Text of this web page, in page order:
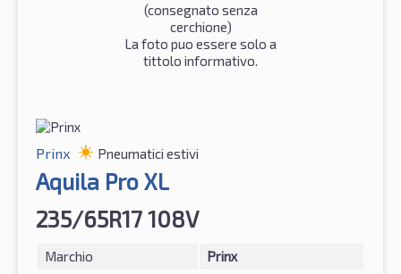
(consegnato senza
cerchione)
La foto puo essere solo a
tittolo informativo.
Prinx Pneumatici estivi
Aquila Pro XL
235/65R17 108V
Marchio
Prinx